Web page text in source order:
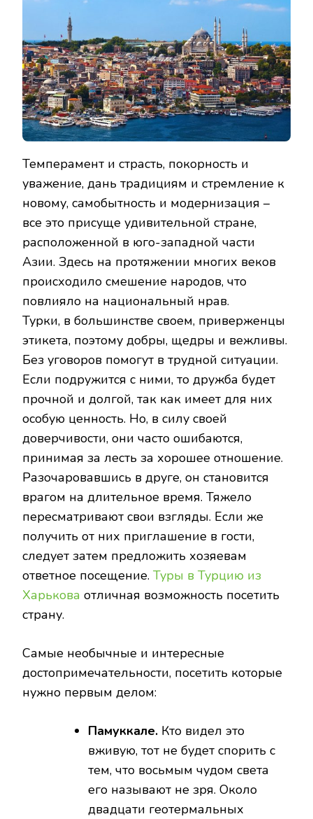
ОБЗОР
И
СТРАНЫ
Темперамент и страсть, покорность и
уважение, дань традициям и стремление к
новому, самобытность и модернизация –
все это присуще удивительной стране,
расположенной в юго-западной части
Азии. Здесь на протяжении многих веков
происходило смешение народов, что
повлияло на национальный нрав.
Турки, в большинстве своем, приверженцы
этикета, поэтому добры, щедры и вежливы.
Без уговоров помогут в трудной ситуации.
Если подружится с ними, то дружба будет
прочной и долгой, так как имеет для них
особую ценность. Но, в силу своей
доверчивости, они часто ошибаются,
принимая за лесть за хорошее отношение.
Разочаровавшись в друге, он становится
врагом на длительное время. Тяжело
пересматривают свои взгляды. Если же
получить от них приглашение в гости,
следует затем предложить хозяевам
ответное посещение. Туры в Турцию из
Харькова отличная возможность посетить
страну.
Самые необычные и интересные
достопримечательности, посетить которые
нужно первым делом:
Памуккале. Кто видел это
вживую, тот не будет спорить с
тем, что восьмым чудом света
его называют не зря. Около
двадцати геотермальных